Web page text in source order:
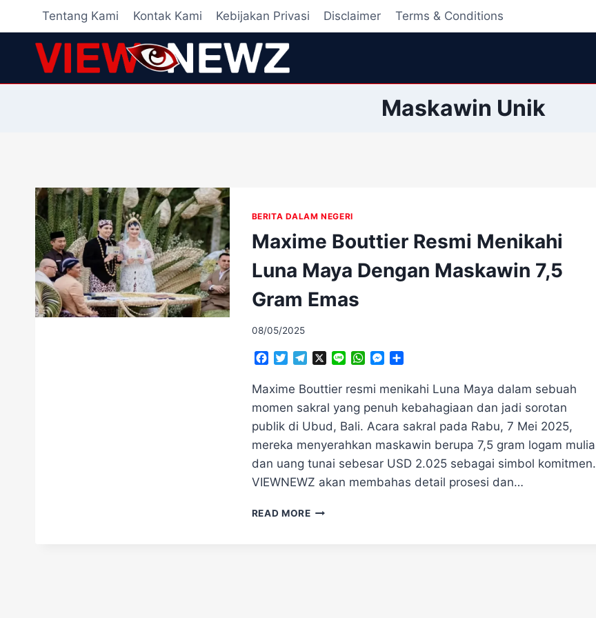
content
Tentang Kami Kontak Kami Kebijakan Privasi Disclaimer Terms & Conditions
Maskawin Unik
BERITA DALAM NEGERI
Maxime Bouttier Resmi Menikahi
Luna Maya Dengan Maskawin 7,5
Gram Emas
08/05/2025
Facebook
TwitterTelegramLine WhatsAppMessenger
Maxime Bouttier resmi menikahi Luna Maya dalam sebuah
momen sakral yang penuh kebahagiaan dan jadi sorotan
publik di Ubud, Bali. Acara sakral pada Rabu, 7 Mei 2025,
mereka menyerahkan maskawin berupa 7,5 gram logam mulia
dan uang tunai sebesar USD 2.025 sebagai simbol komitmen.
VIEWNEWZ akan membahas detail prosesi dan…
READ MOREMAXIME